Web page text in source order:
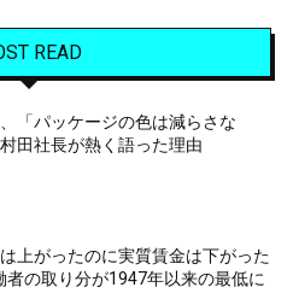
READ
「パッケージの色は減らさな
田社長が熱く語った理由
上がったのに実質賃金は下がった
の取り分が1947年以来の最低に